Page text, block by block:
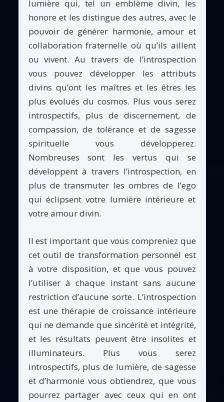
lumière qui, tel un emblème divin, les
honore et les distingue des autres, avec le
pouvoir de générer harmonie, amour et
collaboration fraternelle où qu’ils aillent
ou vivent. Au travers de l’introspection
vous pouvez développer les attributs
divins qu’ont les maîtres et les êtres les
plus évolués du cosmos. Plus vous serez
introspectifs, plus de discernement, de
compassion, de tolérance et de sagesse
spirituelle vous développerez.
Nombreuses sont les vertus qui se
développent à travers l’introspection, en
plus de transmuter les ombres de l’ego
qui éclipsent votre lumière intérieure et
votre amour divin.
Il est important que vous compreniez que
cet outil de transformation personnel est
à votre disposition, et que vous pouvez
l’utiliser à chaque instant sans aucune
restriction d’aucune sorte. L’introspection
est une thérapie de croissance intérieure
qui ne demande que sincérité et intégrité,
et les résultats peuvent être insolites et
illuminateurs. Plus vous serez
introspectifs, plus de lumière, de sagesse
et d’harmonie vous obtiendrez, que vous
pourrez partager avec ceux qui en ont